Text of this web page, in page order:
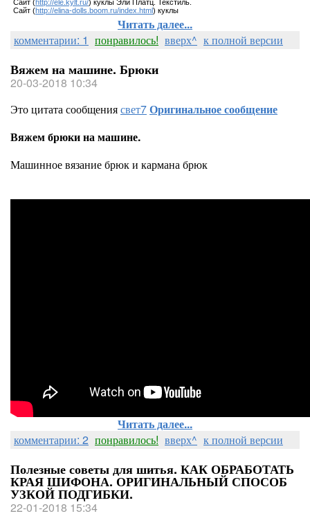
Сайт (http://ele.kylt.ru/) куклы Эли Платц. Текстиль.
Сайт (http://elina-dolls.boom.ru/index.html) куклы
Читать далее...
комментарии: 1 понравилось! вверх^ к полной версии
Вяжем на машине. Брюки
20-03-2018 10:34
Это цитата сообщениясвет7Оригинальное сообщение
Вяжем брюки на машине.
Машинное вязание брюк и кармана брюк
Читать далее...
комментарии: 2 понравилось! вверх^ к полной версии
Полезные советы для шитья. КАК ОБРАБОТАТЬ
КРАЯ ШИФОНА. ОРИГИНАЛЬНЫЙ СПОСОБ
УЗКОЙ ПОДГИБКИ.
22-01-2018 15:34